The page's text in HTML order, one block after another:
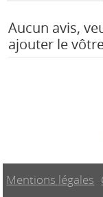
Aucun avis,
ajouter le
Mentions légales